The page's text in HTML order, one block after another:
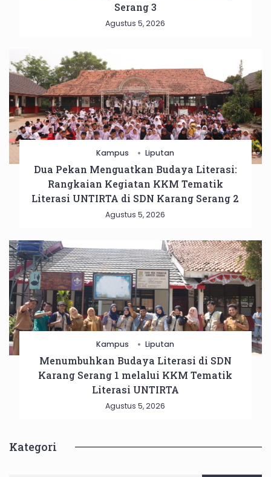
Serang 3
Agustus 5, 2026
Kampus Liputan
Dua Pekan Menguatkan Budaya Literasi:
Rangkaian Kegiatan KKM Tematik
Literasi UNTIRTA di SDN Karang Serang 2
Agustus 5, 2026
Kampus Liputan
Menumbuhkan Budaya Literasi di SDN
Karang Serang 1 melalui KKM Tematik
Literasi UNTIRTA
Agustus 5, 2026
Kategori